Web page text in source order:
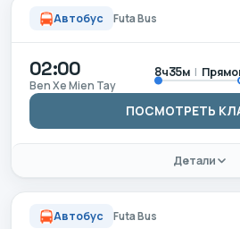
Автобус Futa Bus
02:00
Ben Xe Mien Tay
8ч35м |
ПОСМОТРЕТЬ
Детали
Автобус Futa Bus